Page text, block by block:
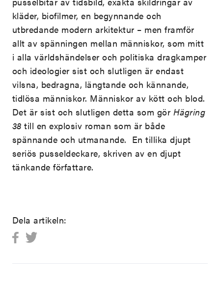
kläder, biofilmer, en begynnande och
utbredande modern arkitektur – men framför
allt av spänningen mellan människor, som mitt
i alla världshändelser och politiska dragkamper
och ideologier sist och slutligen är endast
vilsna, bedragna, längtande och kännande,
tidlösa människor. Människor av kött och blod.
Det är sist och slutligen detta som gör Hägring
38 till en explosiv roman som är både
spännande och utmanande. En tillika djupt
seriös pusseldeckare, skriven av en djupt
tänkande författare.
Dela artikeln: